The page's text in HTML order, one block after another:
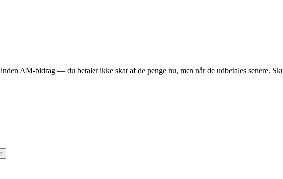
AM-bidrag — du betaler ikke skat af de penge nu, men når de udbetales senere.